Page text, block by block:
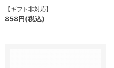
【ギフト非対応】
858円(税込)